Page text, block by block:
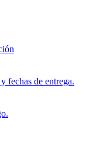
fechas de entrega.